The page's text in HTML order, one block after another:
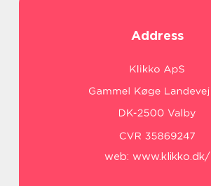
Address
web: www.klikko.dk/